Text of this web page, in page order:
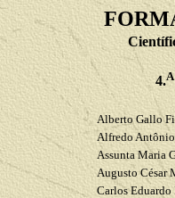
4.A
AlbertoGallo
Alfredo
Assunta Maria
Augusto César
CarlosEduardo